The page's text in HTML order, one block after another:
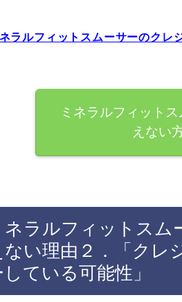
ラルフィットスムーサーのクレ
ミネラルフィット
えない
ネラルフィットスム
ない理由２．「クレ
している可能性」